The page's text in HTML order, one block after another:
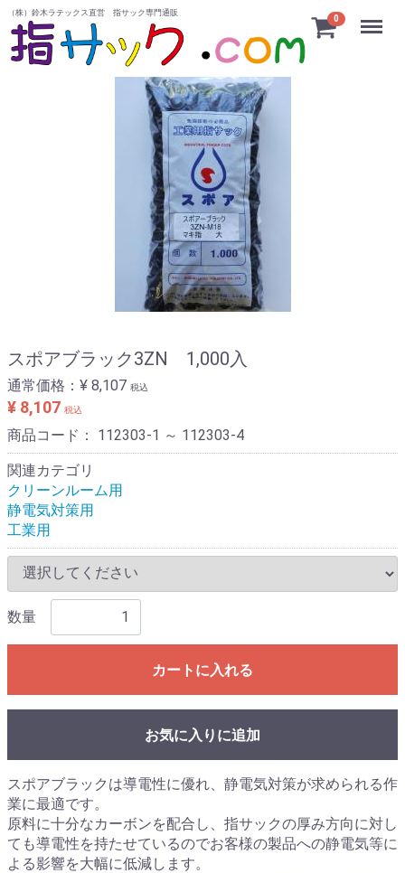
（株）鈴木ラテックス直営 指サック専門通販
0 Menu
スポアブラック3ZN 1,000入
通常価格： ¥ 8,107 税込
¥ 8,107 税込
商品コード： 112303-1 ～ 112303-4
関連カテゴリ
クリーンルーム用
静電気対策用
工業用
数量
カートに入れる
お気に入りに追加
スポアブラックは導電性に優れ、静電気対策が求められる作
業に最適です。
原料に十分なカーボンを配合し、指サックの厚み方向に対し
ても導電性を持たせているのでお客様の製品への静電気等に
よる影響を大幅に低減します。